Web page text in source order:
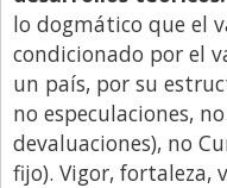
lo dogmático que el
condicionado por el
un país, por su
no especulaciones,
devaluaciones), no
fijo). Vigor, fortaleza,